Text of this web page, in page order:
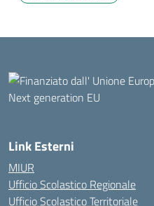
Link Esterni
MIUR
Ufficio Scolastico Regionale
Ufficio Scolastico Territoriale